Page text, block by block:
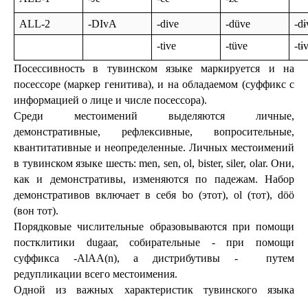
ALL-2 -DIvA -dive -düve
-
-tive
-tüve
-
Посессивность в тувинском языке маркируется и на
посессоре (маркер генитива), и на обладаемом (суффикс с
информацией о лице и числе посессора).
Среди местоимений выделяются личные,
демонстративные, рефлексивные, вопросительные,
квантитативные и неопределенные. Личных местоимений
в тувинском языке шесть: men, sen, ol, bister, silеr, olar. Они,
как и демонстративы, изменяются по падежам. Набор
демонстративов включает в себя bo (этот), ol (тот), döö
(вон тот).
Порядковые числительные образовываются при помощи
постклитики dugaar, собирательные - при помощи
суффикса -AlAA(n), а дистрибутивы -  путем
редупликации всего местоимения.
Одной из важных характеристик тувинского языка